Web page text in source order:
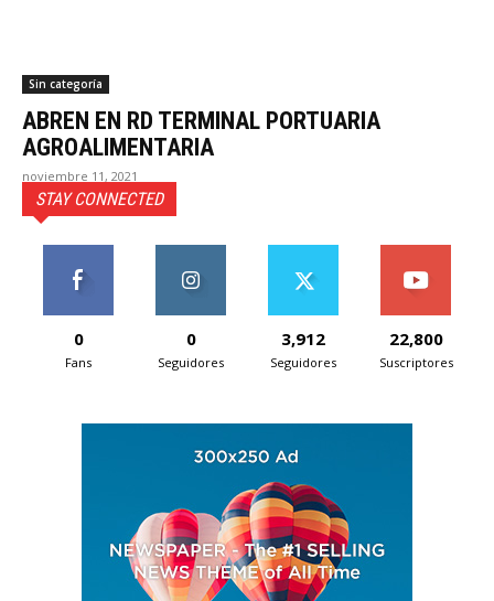
Sin categoría
ABREN EN RD TERMINAL PORTUARIA
AGROALIMENTARIA
noviembre 11, 2021
STAY CONNECTED
0
Fans
0
Seguidores
3,912
Seguidores
22,800
Suscriptores